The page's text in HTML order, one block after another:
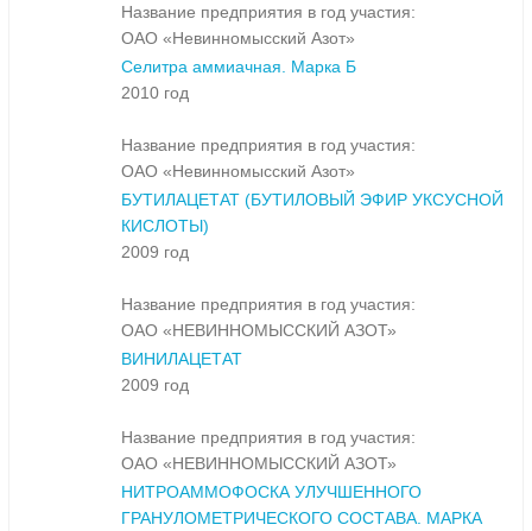
Название предприятия в год участия:
ОАО «Невинномысский Азот»
Селитра аммиачная. Марка Б
2010 год
Название предприятия в год участия:
ОАО «Невинномысский Азот»
БУТИЛАЦЕТАТ (БУТИЛОВЫЙ ЭФИР УКСУСНОЙ
КИСЛОТЫ)
2009 год
Название предприятия в год участия:
ОАО «НЕВИННОМЫССКИЙ АЗОТ»
ВИНИЛАЦЕТАТ
2009 год
Название предприятия в год участия:
ОАО «НЕВИННОМЫССКИЙ АЗОТ»
НИТРОАММОФОСКА УЛУЧШЕННОГО
ГРАНУЛОМЕТРИЧЕСКОГО СОСТАВА. МАРКА